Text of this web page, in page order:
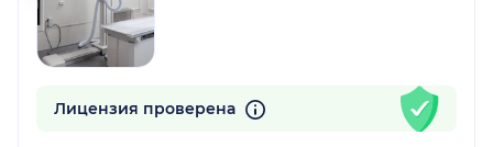
Лицензия проверена